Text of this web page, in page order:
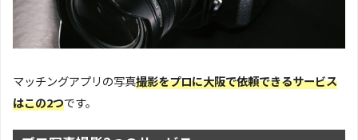
マッチングアプリの写真撮影をプロに大阪で依頼できるサービス
はこの2つです。